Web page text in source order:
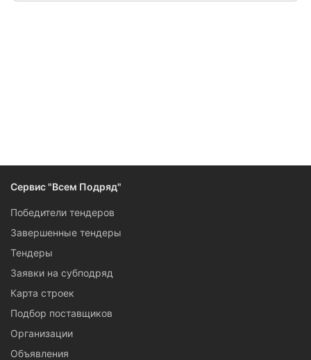
Сервис "Всем Подряд"
Победители тендеров
Завершенные тендеры
Тендеры
Заявки на субподряд
Карта строек
Подбор поставщиков
Организации
Объявления